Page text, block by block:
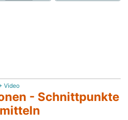
Video
- Schnittpunkte